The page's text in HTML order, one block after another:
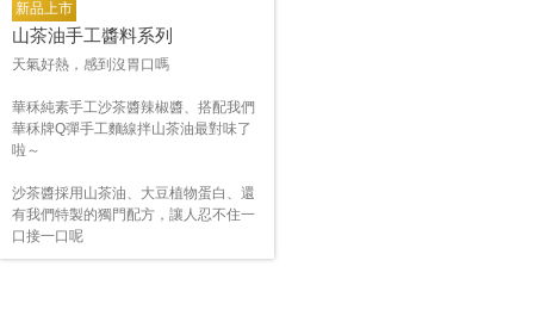
新品上市
山茶油手工醬料系列
天氣好熱，感到沒胃口嗎
華秝純素手工沙茶醬辣椒醬、搭配我們
華秝牌Q彈手工麵線拌山茶油最對味了
啦～
沙茶醬採用山茶油、大豆植物蛋白、還
有我們特製的獨門配方，讓人忍不住一
口接一口呢